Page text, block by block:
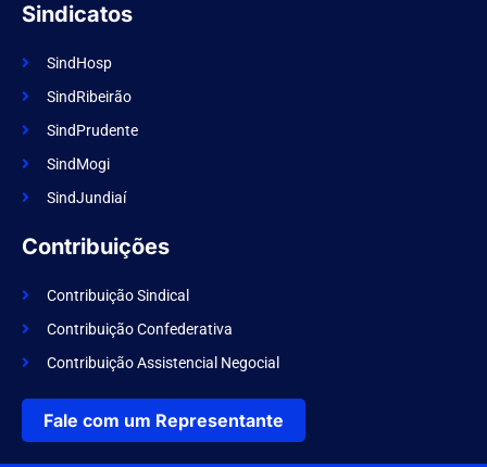
Sindicatos
SindHosp
SindRibeirão
SindPrudente
SindMogi
SindJundiaí
Contribuições
Contribuição Sindical
Contribuição Confederativa
Contribuição Assistencial Negocial
Fale com um Representante